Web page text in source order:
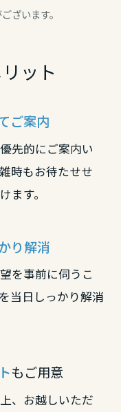
ざいます。
ット
ご案内
先的にご案内い
時もお待たせせ
ます。
り解消
を事前に伺うこ
当日しっかり解消
もご用意
、お越しいただ